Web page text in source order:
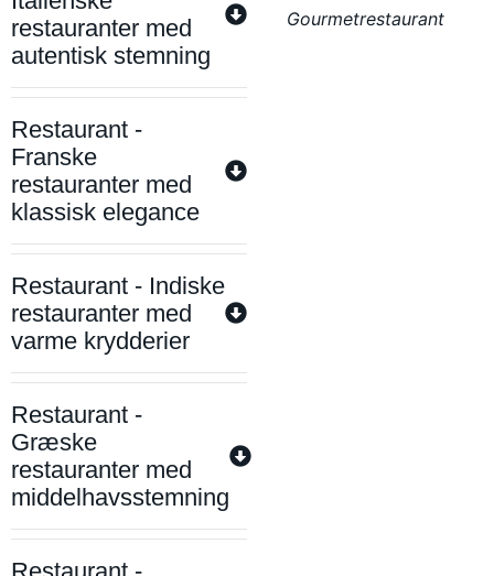
restauranter med
autentisk stemning
Restaurant -
Franske
restauranter med
klassisk elegance
Restaurant - Indiske
restauranter med
varme krydderier
Restaurant -
Græske
restauranter med
middelhavsstemning
Gourmetrestaurant